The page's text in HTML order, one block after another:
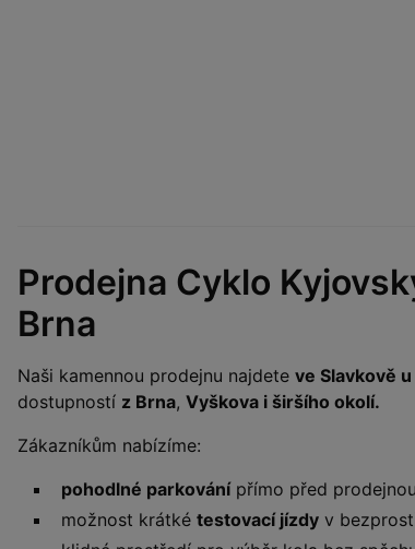
Prodejna Cyklo
Brna
Naši kamennou prodejnu najdete ve Slavkově
dostupností z Brna, Vyškova i širšího okolí.
Zákazníkům nabízíme:
pohodlné parkovánípřímo před
možnost krátké testovací jízdy v